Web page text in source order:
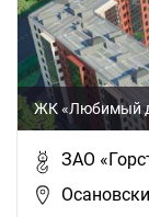
ЖК «Любимый
ЗАО